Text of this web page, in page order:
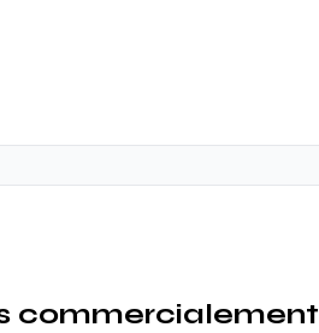
commercialement